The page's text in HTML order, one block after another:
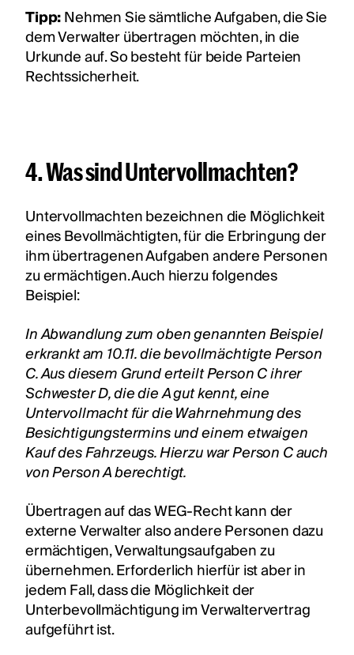
Tipp:Nehmen Sie sämtliche Aufgaben, die Sie
dem Verwalter übertragen möchten, in die
Urkunde auf. So besteht für beide Parteien
Rechtssicherheit.
4. Was sind Untervollmachten?
Untervollmachten bezeichnen die Möglichkeit
eines Bevollmächtigten, für die Erbringung der
ihm übertragenen Aufgaben andere Personen
zu ermächtigen. Auch hierzu folgendes
Beispiel:
In Abwandlung zum oben genannten Beispiel
erkrankt am 10.11. die bevollmächtigte Person
C. Aus diesem Grund erteilt Person C ihrer
Schwester D, die die A gut kennt, eine
Untervollmacht für die Wahrnehmung des
Besichtigungstermins und einem etwaigen
Kauf des Fahrzeugs. Hierzu war Person C auch
von Person A berechtigt.
Übertragen auf das WEG-Recht kann der
externe Verwalter also andere Personen dazu
ermächtigen, Verwaltungsaufgaben zu
übernehmen. Erforderlich hierfür ist aber in
jedem Fall, dass die Möglichkeit der
Unterbevollmächtigung im Verwaltervertrag
aufgeführt ist.